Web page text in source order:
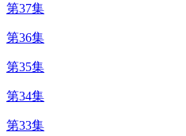
第37集
第36集
第35集
第34集
第33集